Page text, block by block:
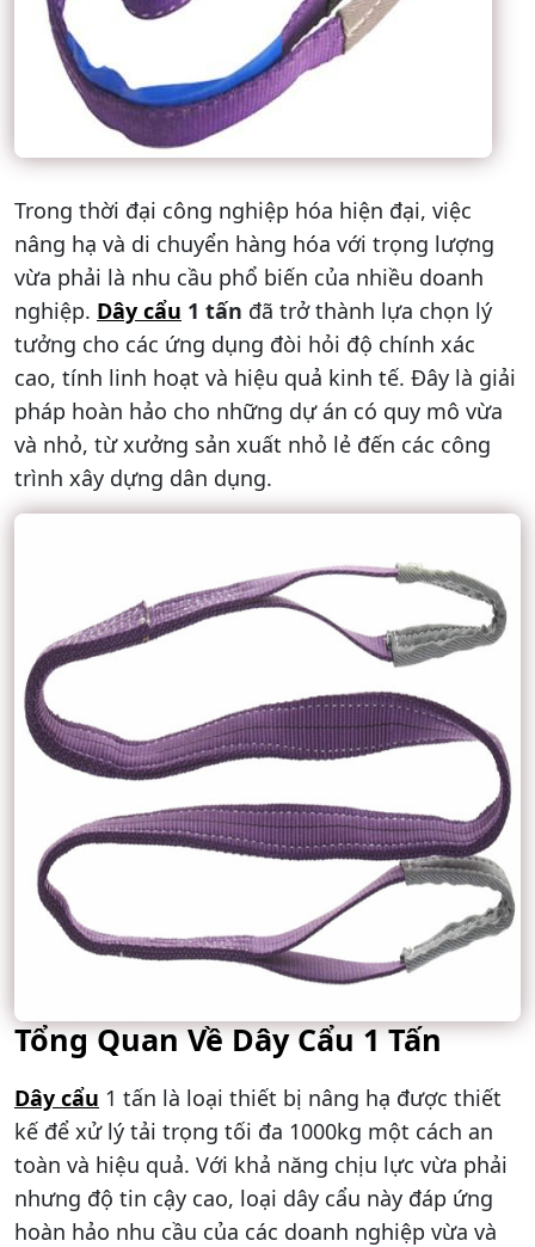
Trong thời đại công nghiệp hóa hiện đại, việc
nâng hạ và di chuyển hàng hóa với trọng lượng
vừa phải là nhu cầu phổ biến của nhiều doanh
nghiệp. Dây cẩu 1 tấn đã trở thành lựa chọn lý
tưởng cho các ứng dụng đòi hỏi độ chính xác
cao, tính linh hoạt và hiệu quả kinh tế. Đây là giải
pháp hoàn hảo cho những dự án có quy mô vừa
và nhỏ, từ xưởng sản xuất nhỏ lẻ đến các công
trình xây dựng dân dụng.
Tổng Quan Về Dây Cẩu 1 Tấn
Dây cẩu 1 tấn là loại thiết bị nâng hạ được thiết
kế để xử lý tải trọng tối đa 1000kg một cách an
toàn và hiệu quả. Với khả năng chịu lực vừa phải
nhưng độ tin cậy cao, loại dây cẩu này đáp ứng
hoàn hảo nhu cầu của các doanh nghiệp vừa và